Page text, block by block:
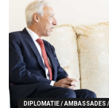
DIPLOMATIE / AMBASSADES